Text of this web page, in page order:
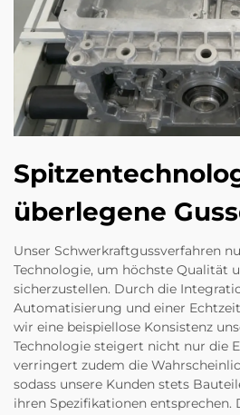
überlegene
Unser Schwerkraftgussverfahren
Technologie, um höchste Qualität
sicherzustellen. Durch die
Automatisierung und einer
wir eine beispiellose Konsistenz
Technologie steigert nicht nur die
verringert zudem die
sodass unsere Kunden stets
ihren Spezifikationen entsprechen.